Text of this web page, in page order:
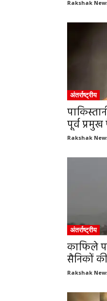
Rakshak
अंतर्राष्ट्रीय
पूर्व
Rakshak
अंतर्राष्ट्रीय
काफिले
सैनिकों
Rakshak